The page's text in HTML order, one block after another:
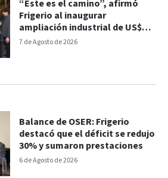
7 de Agosto de 2026
“Este es el camino”, afirmó
Frigerio al inaugurar
ampliación industrial de US$3
millones bajo el RINI
6 de Agosto de 2026
Balance de OSER: Frigerio
destacó que el déficit se redujo
30% y sumaron prestaciones